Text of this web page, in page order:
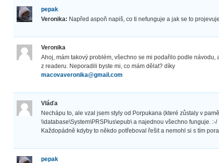
pepak
Veronika: Napřed aspoň napiš, co ti nefunguje a jak se to
Veronika
Ahoj, mám takový problém, všechno se mi podařilo podle
z readeru. Neporadili byste mi, co mám dělat? díky
macovaveronika@gmail.com
Vláďa
Nechápu to, ale vzal jsem styly od Porpukana (které zůstaly v
\\database\System\PRSPlus\epub\ a najednou všechno funguje.
Každopádně kdyby to někdo potřeboval řešit a nemohl si s tím
pepak